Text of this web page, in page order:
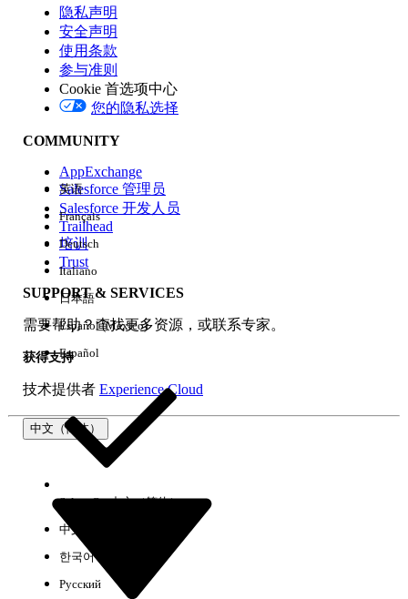
版本
体验
隐私声明
安全声明
使用条款
参与准则
Cookie 首选项中心
您的隐私选择
COMMUNITY
AppExchange
Salesforce 管理员
Salesforce 开发人员
Trailhead
培训
Trust
SUPPORT & SERVICES
需要帮助？查找更多资源，或联系专家。
获得支持
技术提供者 Experience Cloud
中文（简体）
英语
Français
Deutsch
Italiano
日本語
Español (México)
Español
Select Org中文（简体）
中文（繁体）
한국어
Русский